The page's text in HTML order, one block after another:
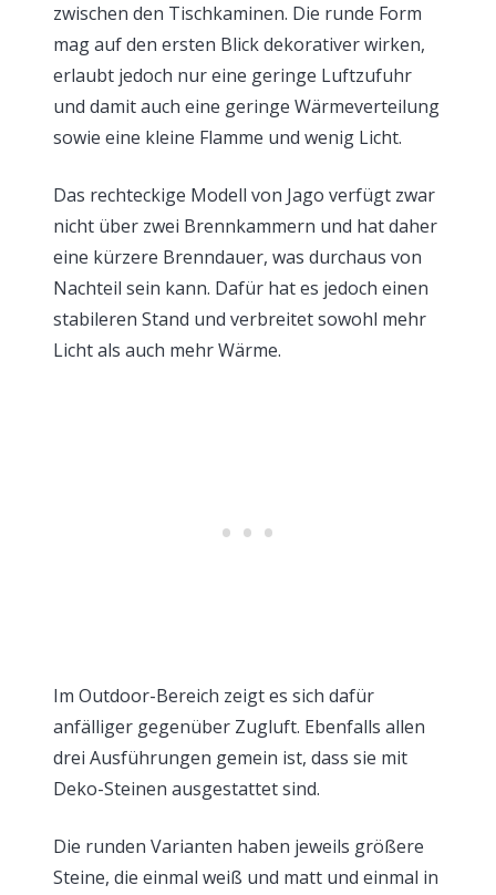
zwischen den Tischkaminen. Die runde Form
mag auf den ersten Blick dekorativer wirken,
erlaubt jedoch nur eine geringe Luftzufuhr
und damit auch eine geringe Wärmeverteilung
sowie eine kleine Flamme und wenig Licht.
Das rechteckige Modell von Jago verfügt zwar
nicht über zwei Brennkammern und hat daher
eine kürzere Brenndauer, was durchaus von
Nachteil sein kann. Dafür hat es jedoch einen
stabileren Stand und verbreitet sowohl mehr
Licht als auch mehr Wärme.
Im Outdoor-Bereich zeigt es sich dafür
anfälliger gegenüber Zugluft. Ebenfalls allen
drei Ausführungen gemein ist, dass sie mit
Deko-Steinen ausgestattet sind.
Die runden Varianten haben jeweils größere
Steine, die einmal weiß und matt und einmal in